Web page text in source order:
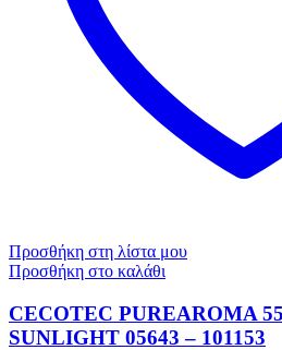
Προσθήκη στη λίστα μου
Προσθήκη στο καλάθι
CECOTEC PUREAROMA
SUNLIGHT 05643 – 101153